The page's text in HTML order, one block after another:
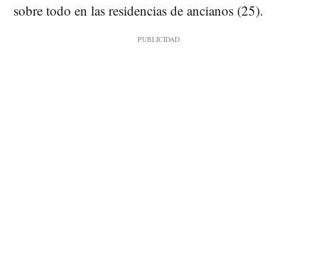
sobre todo en las residencias de ancianos (25).